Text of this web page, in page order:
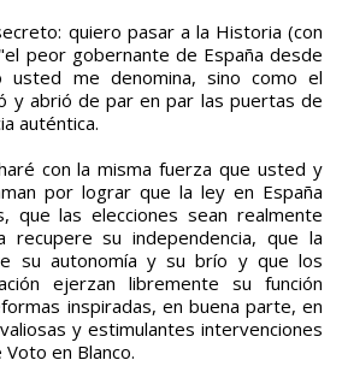
quiero pasar a la Historia (con
peor gobernante de España desde
usted me denomina, sino como el
y abrió de par en par las puertas de
auténtica.
con la misma fuerza que usted y
por lograr que la ley en España
que las elecciones sean realmente
recupere su independencia, que la
su autonomía y su brío y que los
ejerzan libremente su función
inspiradas, en buena parte, en
y estimulantes intervenciones
en Blanco.